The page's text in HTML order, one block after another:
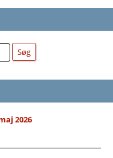
Søg
2026